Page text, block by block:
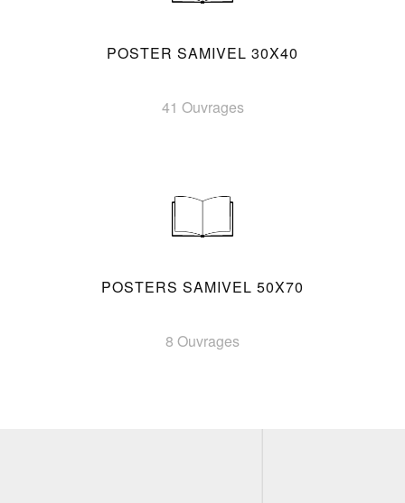
POSTER SAMIVEL 30X40
41 Ouvrages
POSTERS SAMIVEL 50X70
8 Ouvrages